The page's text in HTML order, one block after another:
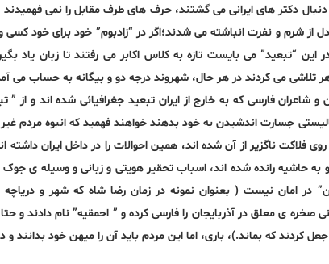
دنبال دکتر های ایرانی می گشتند، حرف های طرف مقابل را نمی
از شرم و نفرت انباشته می شدند؛اگر در “زادبوم” خود برای خود
این “تبعید” می بایست تازه به کلاس اکابر می رفتند تا زبان یاد
تلاشی می کردند در هر حال، شهروند درجه دو و بیگانه به حساب می
و شاعران فارسی که به خارج از ایران تبعید جغرافیائی شده اند و از ”
جسارت اندشیدن به خود بدهند خواهند فهمید که انبوه مردم غیر
فلاکت ناگزیر از آن شده اند، همین احوالات را در داخل ایران
و به حاشیه رانده شده اند، اسباب تحقیر هویتی و زبانی و وسیله ی
در امان نیست ( بعنوان نمونه در زمان رضا شاه که شهر و دریاچه
صخره ی معلق در آذربایجان را فارسی کرده و ” احمقیه” نام دادند و
کردند که بماند.)، باری، اما این مردم باید آن را میهن خود بدانند